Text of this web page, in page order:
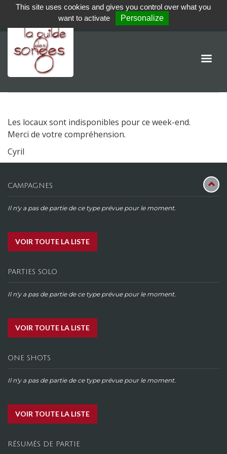
Les locaux sont indisponibles pour ce week-end.
Merci de votre compréhension.
Cyril
CAMPAGNES
Il n'y a pas de partie de ce type prévue pour le moment.
VOIR TOUTE LA LISTE
PARTIES SOLO
Il n'y a pas de partie de ce type prévue pour le moment.
VOIR TOUTE LA LISTE
ONE SHOTS
Il n'y a pas de partie de ce type prévue pour le moment.
VOIR TOUTE LA LISTE
RÉSUMÉS DE PARTIE
This site uses cookies and gives you control over what you
want to activate
Personalize